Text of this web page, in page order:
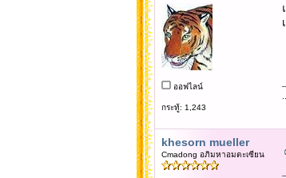
ออฟไลน์
กระทู้: 1,243
khesorn mueller
Cmadong อภิมหาอมตะเซียน